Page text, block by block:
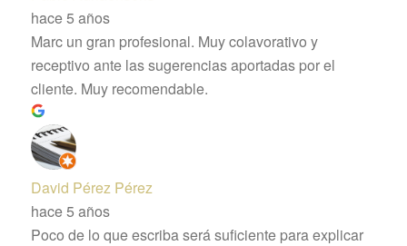
hace 5 años
Marc un gran profesional. Muy colavorativo y
receptivo ante las sugerencias aportadas por el
cliente. Muy recomendable.
David Pérez Pérez
hace 5 años
Poco de lo que escriba será suficiente para explicar